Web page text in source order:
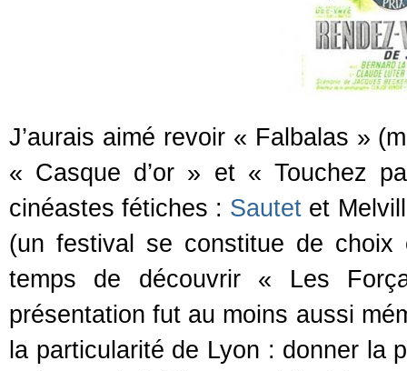
J’aurais aimé revoir « Falbalas »
« Casque d’or » et « Touchez
cinéastes fétiches : Sautet et
(un festival se constitue de choix
temps de découvrir « Les
présentation fut au moins aussi
la particularité de Lyon : donner la